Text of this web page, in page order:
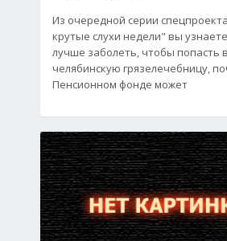
Из очередной серии
крутые слухи недели" вы
лучше заболеть, чтобы попасть в
челябинскую грязелечебницу,
Пенсионном фонде может